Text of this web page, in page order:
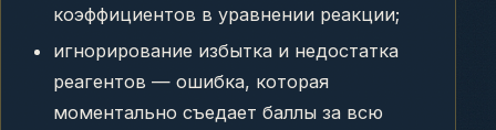
коэффициентов в уравнении реакции;
игнорирование избытка и недостатка
реагентов — ошибка, которая
моментально съедает баллы за всю